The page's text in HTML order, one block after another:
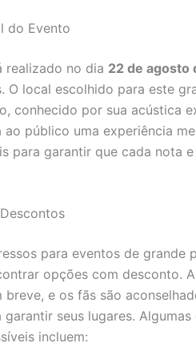
do Evento
realizado no dia 22 de agosto
O local escolhido para este
conhecido por sua acústica
público uma experiência
para garantir que cada nota
para eventos de grande
opções com desconto.
breve, e os fãs são
seus lugares.
incluem: